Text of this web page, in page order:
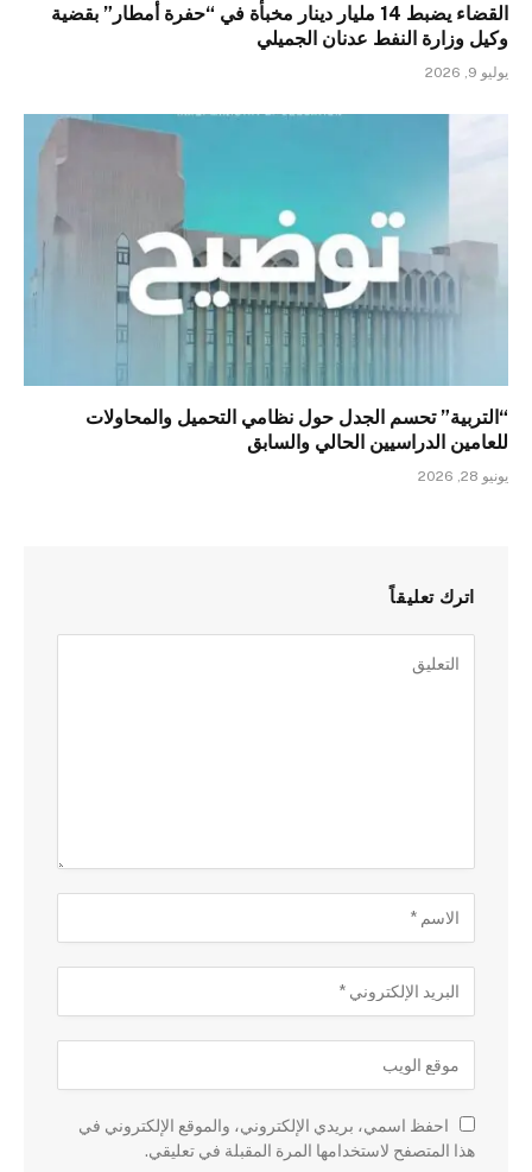
القضاء يضبط 14 مليار دينار مخبأة في “حفرة أمطار” بقضية
وكيل وزارة النفط عدنان الجميلي
يوليو 9, 2026
“التربية” تحسم الجدل حول نظامي التحميل والمحاولات
للعامين الدراسيين الحالي والسابق
يونيو 28, 2026
اترك تعليقاً
احفظ اسمي، بريدي الإلكتروني، والموقع الإلكتروني في
هذا المتصفح لاستخدامها المرة المقبلة في تعليقي.